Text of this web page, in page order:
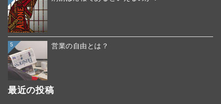
5 営業の自由とは？
最近の投稿